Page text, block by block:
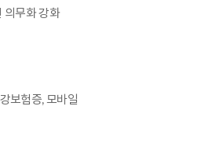
의무화 강화
보험증, 모바일